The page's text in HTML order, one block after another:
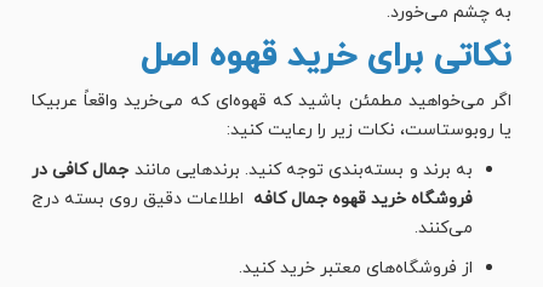
به چشم می‌خورد.
نکاتی برای خرید قهوه اصل
اگر می‌خواهید مطمئن باشید که قهوه‌ای که می‌خرید واقعاً عربیکا
یا روبوستاست، نکات زیر را رعایت کنید:
به برند و بسته‌بندی توجه کنید. برندهایی مانند جمال کافی در
فروشگاه خرید قهوه جمال کافه اطلاعات دقیق روی بسته درج
می‌کنند.
از فروشگاه‌های معتبر خرید کنید.